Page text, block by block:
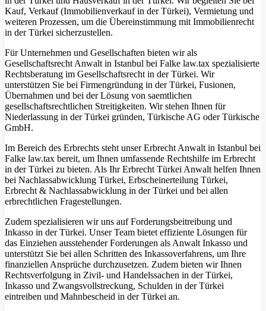
Kauf, Verkauf (Immobilienverkauf in der Türkei), Vermietung und
weiteren Prozessen, um die Übereinstimmung mit Immobilienrecht
in der Türkei sicherzustellen.
Für Unternehmen und Gesellschaften bieten wir als
Gesellschaftsrecht Anwalt in Istanbul bei Falke law.tax spezialisierte
Rechtsberatung im Gesellschaftsrecht in der Türkei. Wir
unterstützen Sie bei Firmengründung in der Türkei, Fusionen,
Übernahmen und bei der Lösung von saemtlichen
gesellschaftsrechtlichen Streitigkeiten. Wir stehen Ihnen für
Niederlassung in der Türkei gründen, Türkische AG oder Türkische
GmbH.
Im Bereich des Erbrechts steht unser Erbrecht Anwalt in Istanbul bei
Falke law.tax bereit, um Ihnen umfassende Rechtshilfe im Erbrecht
in der Türkei zu bieten. Als Ihr Erbrecht Türkei Anwalt helfen Ihnen
bei Nachlassabwicklung Türkei, Erbscheinerteilung Türkei,
Erbrecht & Nachlassabwicklung in der Türkei und bei allen
erbrechtlichen Fragestellungen.
Zudem spezialisieren wir uns auf Forderungsbeitreibung und
Inkasso in der Türkei. Unser Team bietet effiziente Lösungen für
das Einziehen ausstehender Forderungen als Anwalt Inkasso und
unterstützt Sie bei allen Schritten des Inkassoverfahrens, um Ihre
finanziellen Ansprüche durchzusetzen. Zudem bieten wir Ihnen
Rechtsverfolgung in Zivil- und Handelssachen in der Türkei,
Inkasso und Zwangsvollstreckung, Schulden in der Türkei
eintreiben und Mahnbescheid in der Türkei an.